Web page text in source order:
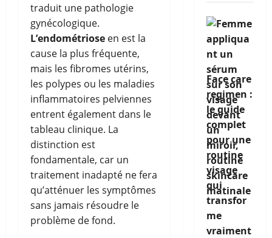
traduit une pathologie
gynécologique.
L’endométriose en est la
cause la plus fréquente,
mais les fibromes utérins,
les polypes ou les maladies
inflammatoires pelviennes
entrent également dans le
tableau clinique. La
distinction est
fondamentale, car un
traitement inadapté ne fera
qu’atténuer les symptômes
sans jamais résoudre le
problème de fond.
Face care
regimen :
le guide
complet
pour une
routine
visage
qui
transfor
me
vraiment